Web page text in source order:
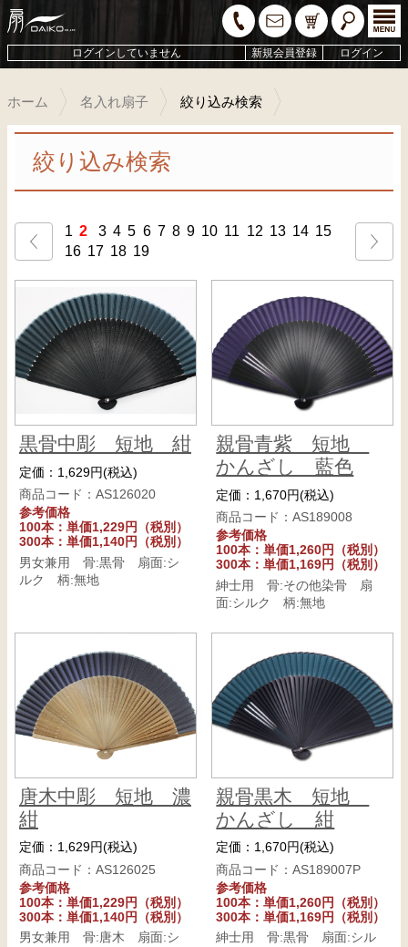
ログインしていません 新規会員登録 ログイン
ホーム 名入れ扇子 絞り込み検索
絞り込み検索
1 2 3 4 5 6 7 8 9 10 11 12 13 14 15
16 17 18 19
黒骨中彫 短地 紺
定価：1,629円(税込)
商品コード：AS126020
参考価格
100本：単価1,229円（税別）
300本：単価1,140円（税別）
男女兼用 骨:黒骨 扇面:シ
ルク 柄:無地
親骨青紫 短地
かんざし 藍色
定価：1,670円(税込)
商品コード：AS189008
参考価格
100本：単価1,260円（税別）
300本：単価1,169円（税別）
紳士用 骨:その他染骨 扇
面:シルク 柄:無地
唐木中彫 短地 濃
紺
定価：1,629円(税込)
商品コード：AS126025
参考価格
100本：単価1,229円（税別）
300本：単価1,140円（税別）
男女兼用 骨:唐木 扇面:シ
親骨黒木 短地
かんざし 紺
定価：1,670円(税込)
商品コード：AS189007P
参考価格
100本：単価1,260円（税別）
300本：単価1,169円（税別）
紳士用 骨:黒骨 扇面:シル